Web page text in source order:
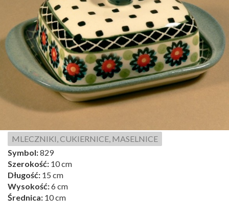
MLECZNIKI, CUKIERNICE, MASELNICE
Symbol:829
Szerokość: 10 cm
Długość: 15 cm
Wysokość:6 cm
Średnica: 10 cm